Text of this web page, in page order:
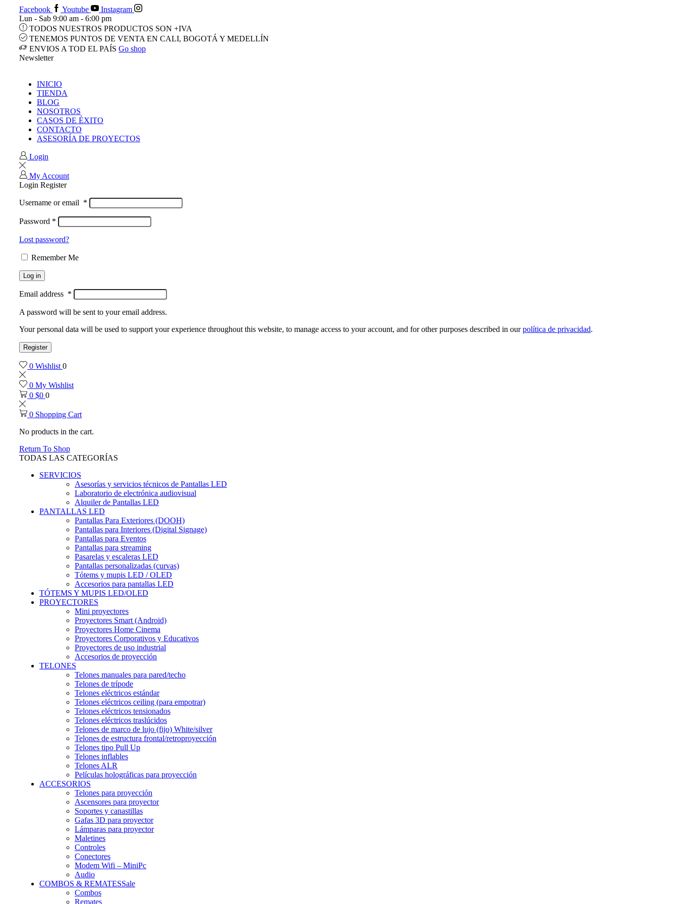
Facebook Youtube
Instagram
Lun - Sab 9:00 am - 6:00 pm
TODOS NUESTROS PRODUCTOS SON +IVA
TENEMOS PUNTOS DE VENTA EN CALI, BOGOTÁ Y MEDELLÍN
ENVIOS A TOD EL PAÍS Go shop
Newsletter
INICIO
TIENDA
BLOG
NOSOTROS
CASOS DE ÉXITO
CONTACTO
ASESORÍA DE PROYECTOS
Login
My Account
Login Register
Username or email *
Password *
Lost password?
Remember Me
Log in
Email address *
A password will be sent to your email address.
Your personal data will be used to support your experience throughout this website, to manage access to your account, and for other purposes described in ourpolítica de privacidad.
Register
0 Wishlist 0
0 My Wishlist
0 $0 0
0 Shopping Cart
No products in the cart.
Return To Shop
TODAS LAS CATEGORÍAS
SERVICIOS
Asesorías y servicios técnicos de Pantallas LED
Laboratorio de electrónica audiovisual
Alquiler de Pantallas LED
PANTALLAS LED
Pantallas Para Exteriores (DOOH)
Pantallas para Interiores (Digital Signage)
Pantallas para Eventos
Pantallas para streaming
Pasarelas y escaleras LED
Pantallas personalizadas (curvas)
Tótems y mupis LED / OLED
Accesorios para pantallas LED
TÓTEMS Y MUPIS LED/OLED
PROYECTORES
Mini proyectores
Proyectores Smart (Android)
Proyectores Home Cinema
Proyectores Corporativos y Educativos
Proyectores de uso industrial
Accesorios de proyección
TELONES
Telones manuales para pared/techo
Telones de trípode
Telones eléctricos estándar
Telones eléctricos ceiling (para empotrar)
Telones eléctricos tensionados
Telones eléctricos traslúcidos
Telones de marco de lujo (fijo) White/silver
Telones de estructura frontal/retroproyección
Telones tipo Pull Up
Telones inflables
Telones ALR
Películas holográficas para proyección
ACCESORIOS
Telones para proyección
Ascensores para proyector
Soportes y canastillas
Gafas 3D para proyector
Lámparas para proyector
Maletines
Controles
Conectores
Modem Wifi – MiniPc
Audio
COMBOS & REMATESSale
Combos
Remates